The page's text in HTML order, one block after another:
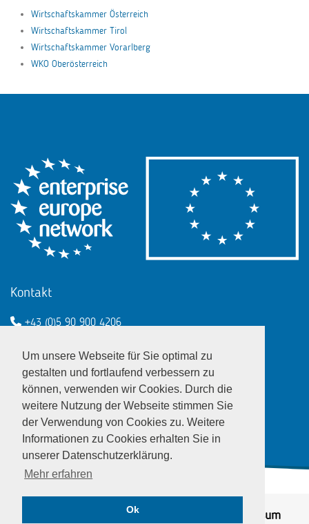
Um unsere Webseite für Sie optimal zu
gestalten und fortlaufend verbessern zu
können, verwenden wir Cookies. Durch die
weitere Nutzung der Webseite stimmen Sie
der Verwendung von Cookies zu. Weitere
Informationen zu Cookies erhalten Sie in
unserer Datenschutzerklärung.
Mehr erfahren
Ok
Wirtschaftskammer Österreich
Wirtschaftskammer Tirol
Wirtschaftskammer Vorarlberg
WKO Oberösterreich
Kontakt
+43 (0)5 90 900 4206
Enterprise Europe Network - EU
LinkedInTwitterYoutubeFacebook
© EEN Austria 2026 Impressum